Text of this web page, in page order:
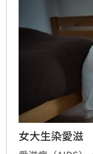
女大生染愛滋